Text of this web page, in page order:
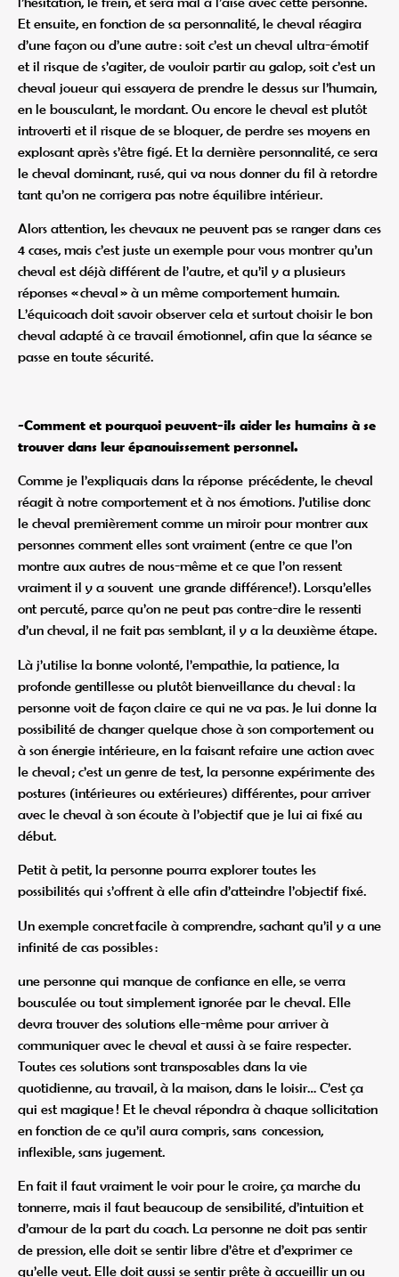
Et ensuite, en fonction de sa personnalité, le cheval réagira
d’une façon ou d’une autre : soit c’est un cheval ultra-émotif
et il risque de s’agiter, de vouloir partir au galop, soit c’est un
cheval joueur qui essayera de prendre le dessus sur l’humain,
en le bousculant, le mordant. Ou encore le cheval est plutôt
introverti et il risque de se bloquer, de perdre ses moyens en
explosant après s’être figé. Et la dernière personnalité, ce sera
le cheval dominant, rusé, qui va nous donner du fil à retordre
tant qu’on ne corrigera pas notre équilibre intérieur.
Alors attention, les chevaux ne peuvent pas se ranger dans ces
4 cases, mais c’est juste un exemple pour vous montrer qu’un
cheval est déjà différent de l’autre, et qu’il y a plusieurs
réponses « cheval » à un même comportement humain.
L’équicoach doit savoir observer cela et surtout choisir le bon
cheval adapté à ce travail émotionnel, afin que la séance se
passe en toute sécurité.
-Comment et pourquoi peuvent-ils aider les humains à se
trouver dans leur épanouissement personnel.
Comme je l’expliquais dans la réponse précédente, le cheval
réagit à notre comportement et à nos émotions. J’utilise donc
le cheval premièrement comme un miroir pour montrer aux
personnes comment elles sont vraiment (entre ce que l’on
montre aux autres de nous-même et ce que l’on ressent
vraiment il y a souvent une grande différence!). Lorsqu’elles
ont percuté, parce qu’on ne peut pas contre-dire le ressenti
d’un cheval, il ne fait pas semblant, il y a la deuxième étape.
Là j’utilise la bonne volonté, l’empathie, la patience, la
profonde gentillesse ou plutôt bienveillance du cheval : la
personne voit de façon claire ce qui ne va pas. Je lui donne la
possibilité de changer quelque chose à son comportement ou
à son énergie intérieure, en la faisant refaire une action avec
le cheval ; c’est un genre de test, la personne expérimente des
postures (intérieures ou extérieures) différentes, pour arriver
avec le cheval à son écoute à l’objectif que je lui ai fixé au
début.
Petit à petit, la personne pourra explorer toutes les
possibilités qui s’offrent à elle afin d’atteindre l’objectif fixé.
Un exemple concret facile à comprendre, sachant qu’il y a une
infinité de cas possibles :
une personne qui manque de confiance en elle, se verra
bousculée ou tout simplement ignorée par le cheval. Elle
devra trouver des solutions elle-même pour arriver à
communiquer avec le cheval et aussi à se faire respecter.
Toutes ces solutions sont transposables dans la vie
quotidienne, au travail, à la maison, dans le loisir… C’est ça
qui est magique ! Et le cheval répondra à chaque sollicitation
en fonction de ce qu’il aura compris, sans concession,
inflexible, sans jugement.
En fait il faut vraiment le voir pour le croire, ça marche du
tonnerre, mais il faut beaucoup de sensibilité, d’intuition et
d’amour de la part du coach. La personne ne doit pas sentir
de pression, elle doit se sentir libre d’être et d’exprimer ce
qu’elle veut. Elle doit aussi se sentir prête à accueillir un ou